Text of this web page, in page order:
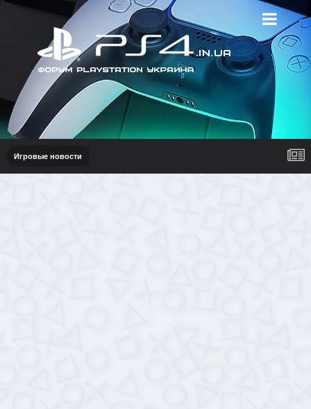
Игровые новости